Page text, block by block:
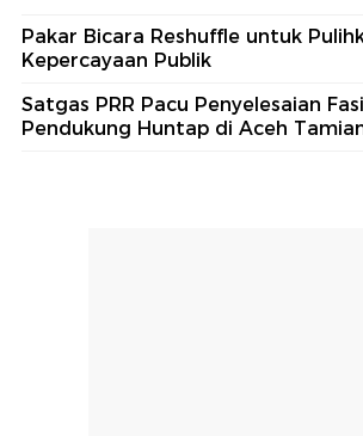
Pakar Bicara Reshuffle untuk
Kepercayaan Publik
Satgas PRR Pacu Penyelesaian
Pendukung Huntap di Aceh